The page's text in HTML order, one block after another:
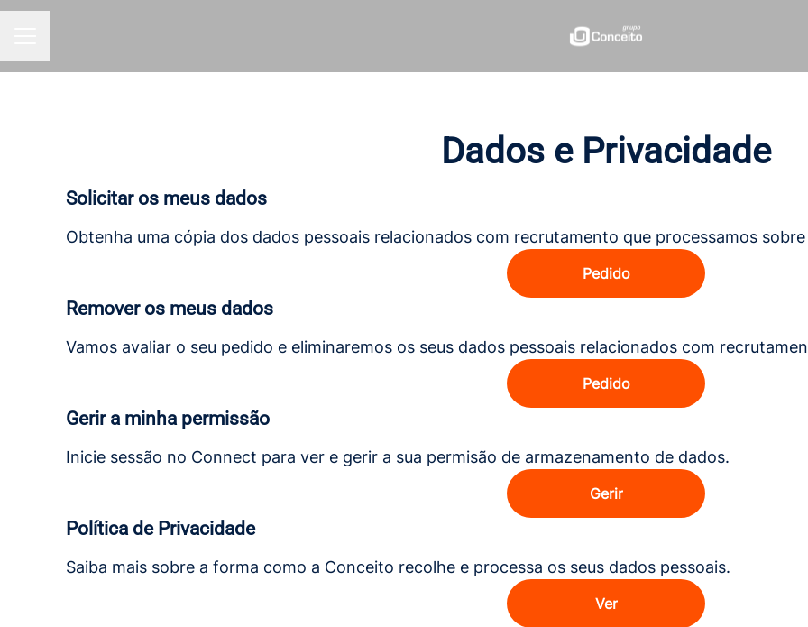
Dados e Privacidade
Solicitar os meus dados
Obtenha uma cópia dos dados pessoais relacionados com recrutamento que processamos sobre
Pedido
Remover os meus dados
Vamos avaliar o seu pedido e eliminaremos os seus dados pessoais relacionados com
Pedido
Gerir a minha permissão
Inicie sessão no Connect para ver e gerir a sua permisão de armazenamento de dados.
Gerir
Política de Privacidade
Saiba mais sobre a forma como a Conceito recolhe e processa os seus dados pessoais.
Ver